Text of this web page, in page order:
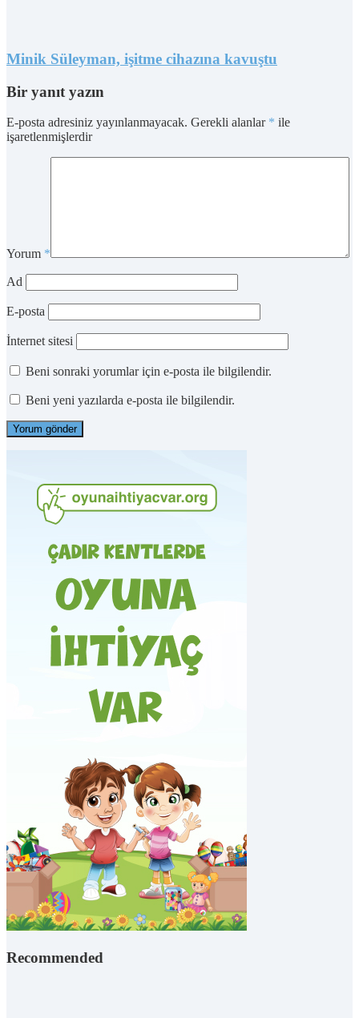
Minik Süleyman, işitme cihazına kavuştu
Bir yanıt yazın
E-posta adresiniz yayınlanmayacak. Gerekli alanlar * ile
işaretlenmişlerdir
Yorum *
Ad
E-posta
İnternet sitesi
Beni sonraki yorumlar için e-posta ile bilgilendir.
Beni yeni yazılarda e-posta ile bilgilendir.
Recommended